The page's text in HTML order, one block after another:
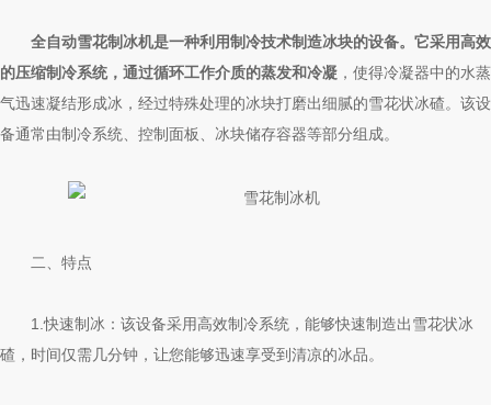
全自动雪花制冰机是一种利用制冷技术制造冰块的设备。它采用高效
的压缩制冷系统，通过循环工作介质的蒸发和冷凝 ，使得冷凝器中的水蒸
气迅速凝结形成冰，经过特殊处理的冰块打磨出细腻的雪花状冰碴。该设
备通常由制冷系统、控制面板、冰块储存容器等部分组成。
二、特点
1.快速制冰：该设备采用高效制冷系统，能够快速制造出雪花状冰
碴，时间仅需几分钟，让您能够迅速享受到清凉的冰品。